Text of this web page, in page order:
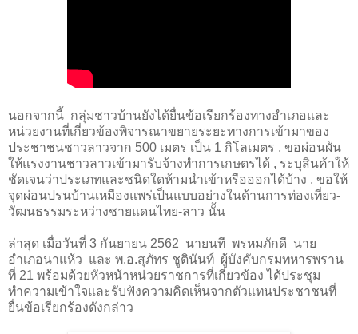
นอกจากนี้ กลุ่มชาวบ้านยังได้ยื่นข้อเรียกร้องทางอำเภอและ
หน่วยงานที่เกี่ยวข้องพิจารณาขยายระยะทางการเข้ามาของ
ประชาชนชาวลาวจาก 500 เมตร เป็น 1 กิโลเมตร , ขอผ่อนผัน
ให้แรงงานชาวลาวเข้ามารับจ้างทำการเกษตรได้ , ระบุสินค้าให้
ชัดเจนว่าประเภทและชนิดใดห้ามนำเข้าหรือออกได้บ้าง , ขอให้
จุดผ่อนปรนบ้านเหมืองแพร่เป็นแบบอย่างในด้านการท่องเที่ยว-
วัฒนธรรมระหว่างชายแดนไทย-ลาว นั้น
ล่าสุด เมื่อวันที่ 3 กันยายน 2562 นายนที พรหมภักดี นาย
อำเภอนาแห้ว และ พ.อ.สุภัทร ชูตินันท์ ผู้บังคับกรมทหารพราน
ที่ 21 พร้อมด้วยหัวหน้าหน่วยราชการที่เกี่ยวข้อง ได้ประชุม
ทำความเข้าใจและรับฟังความคิดเห็นจากตัวแทนประชาชนที่
ยื่นข้อเรียกร้องดังกล่าว